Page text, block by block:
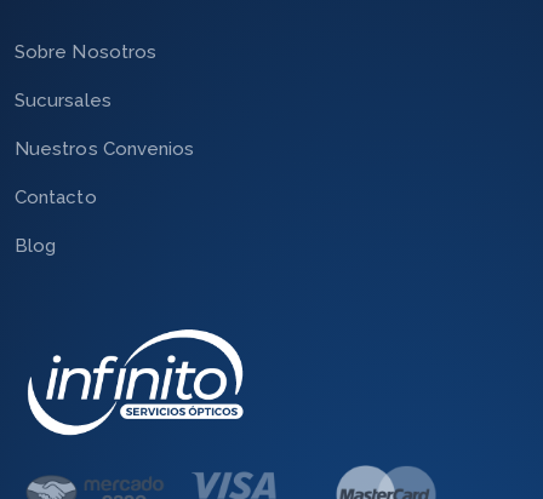
Sobre Nosotros
Sucursales
Nuestros Convenios
Contacto
Blog